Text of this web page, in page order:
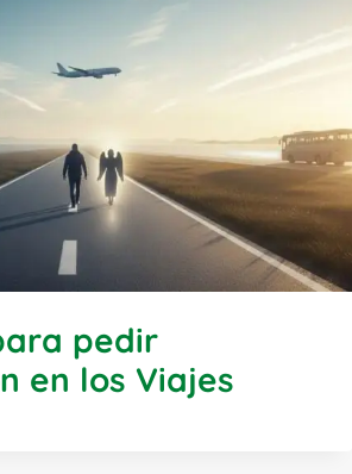
pedir
en los Viajes